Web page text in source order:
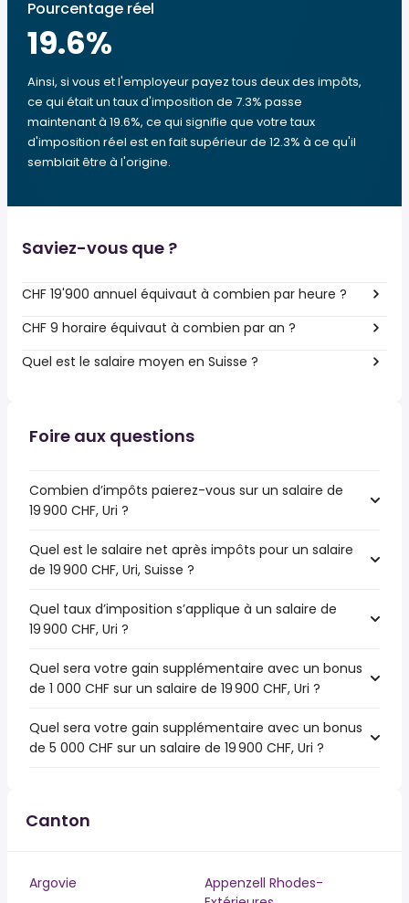
Pourcentage réel
19.6%
Ainsi, si vous et l'employeur payez tous deux des impôts,
ce qui était un taux d'imposition de 7.3% passe
maintenant à 19.6%, ce qui signifie que votre taux
d'imposition réel est en fait supérieur de 12.3% à ce qu'il
semblait être à l'origine.
Saviez-vous que ?
CHF 19'900 annuel équivaut à combien par heure ?
CHF 9 horaire équivaut à combien par an ?
Quel est le salaire moyen en Suisse ?
Foire aux questions
Combien d’impôts paierez-vous sur un salaire de
19 900 CHF, Uri ?
Quel est le salaire net après impôts pour un salaire
de 19 900 CHF, Uri, Suisse ?
Quel taux d’imposition s’applique à un salaire de
19 900 CHF, Uri ?
Quel sera votre gain supplémentaire avec un bonus
de 1 000 CHF sur un salaire de 19 900 CHF, Uri ?
Quel sera votre gain supplémentaire avec un bonus
de 5 000 CHF sur un salaire de 19 900 CHF, Uri ?
Canton
Argovie
Appenzell Rhodes-